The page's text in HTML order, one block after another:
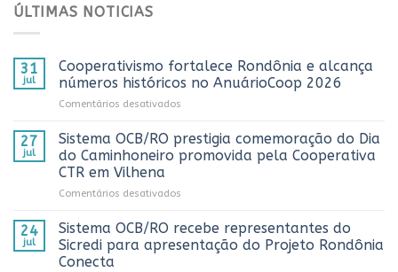
ÚLTIMAS NOTICIAS
31
jul
Cooperativismo fortalece Rondônia e alcança
números históricos no AnuárioCoop 2026
Comentários desativados
fortalece
Rondônia
e
no
AnuárioCoop
27
jul
Sistema OCB/RO prestigia comemoração do Dia
do Caminhoneiro promovida pela Cooperativa
CTR em Vilhena
Comentários desativados
OCB/RO
prestigia
comemoração
24
jul
Sistema OCB/RO recebe representantes do
Sicredi para apresentação do Projeto Rondônia
Conecta